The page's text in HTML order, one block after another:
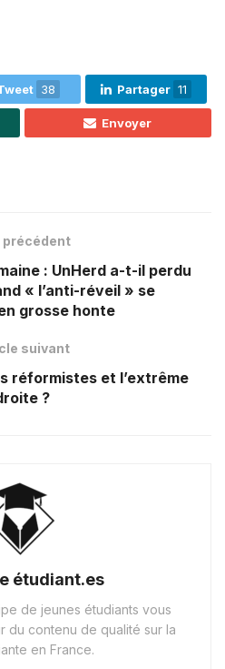
38 Partager 11
Envoyer
: UnHerd a-t-il perdu
« l’anti-réveil » se
grosse honte
suivant
réformistes et l’extrême
?
étudiant.es
de jeunes étudiants vous
du contenu de qualité sur la
en France.